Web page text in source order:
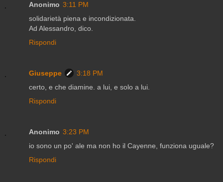
Anonimo 3:11 PM
solidarietà piena e incondizionata.
Ad Alessandro, dico.
Rispondi
Giuseppe
3:18 PM
certo, e che diamine. a lui, e solo a lui.
Rispondi
Anonimo 3:23 PM
io sono un po' ale ma non ho il Cayenne, funziona uguale?
Rispondi